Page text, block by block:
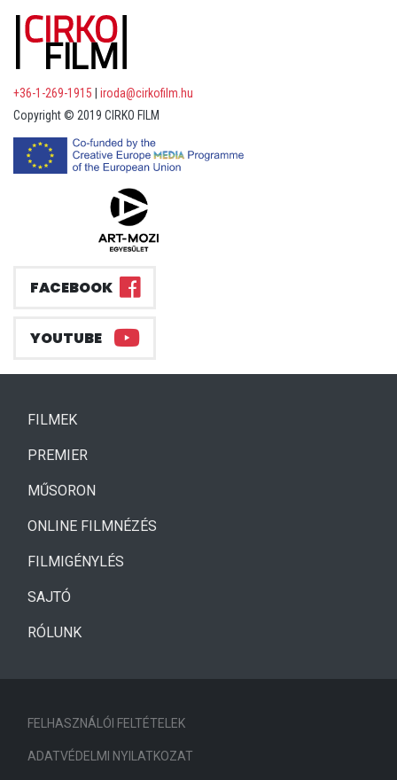
+36-1-269-1915
iroda@cirkofilm.hu
Copyright © 2019 CIRKO FILM
FACEBOOK
YOUTUBE
FILMEK(CURRENT)
PREMIER
MŰSORON
ONLINE FILMNÉZÉS
FILMIGÉNYLÉS
SAJTÓ
RÓLUNK
FELHASZNÁLÓI FELTÉTELEK
ADATVÉDELMI NYILATKOZAT